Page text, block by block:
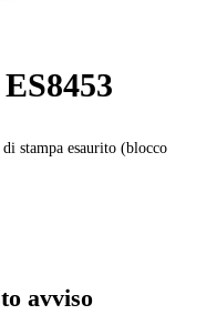
stampa esaurito (blocco
avviso